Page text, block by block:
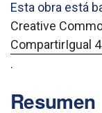
Esta obra está
Creative
CompartirIgual
.
Resumen